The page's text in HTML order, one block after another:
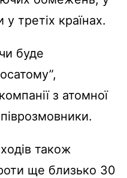
третіх країнах.
буде
з атомної
також
ще близько 30